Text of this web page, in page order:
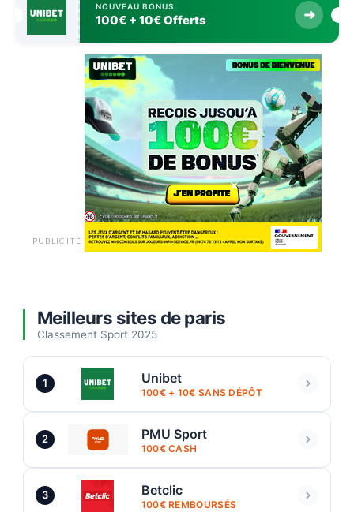
NOUVEAU BONUS
100€ + 10€ Offerts ➜
PUBLICITÉ
Meilleurs sites de paris
Classement Sport 2025
1 Unibet
100€ + 10€ SANS DÉPÔT
2 PMU Sport
100€ CASH
3 Betclic
100€ REMBOURSÉS